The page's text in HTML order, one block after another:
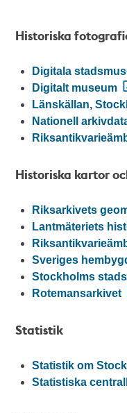
Historiska
Digitala
Digitalt museum
Länskällan,
Nationell
Historiska kartor
Riksarkivets
Lantmäteriets
Sveriges
Stockholms
Rotemansarkivet
Statistik
Statistik om
Statistiska